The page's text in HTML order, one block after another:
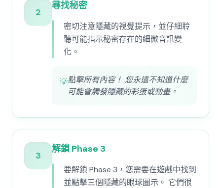
2
尋找秘密
密切注意隱藏的視覺提示，並仔細聆
聽可能指示秘密存在的細微音訊變
化。
💡點擊所有內容！ 您永遠不知道什麼
可能會觸發隱藏的彩蛋或動畫。
3
解鎖 Phase 3
要解鎖 Phase 3，您需要在遊戲中找到
並點擊三個隱藏的眼球圖示。 它們很